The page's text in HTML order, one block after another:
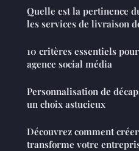
Quelle est la pertinence
les services de livraison
10 critères essentiels
agence social média
Personnalisation de
un choix astucieux
Découvrez comment
transforme votre